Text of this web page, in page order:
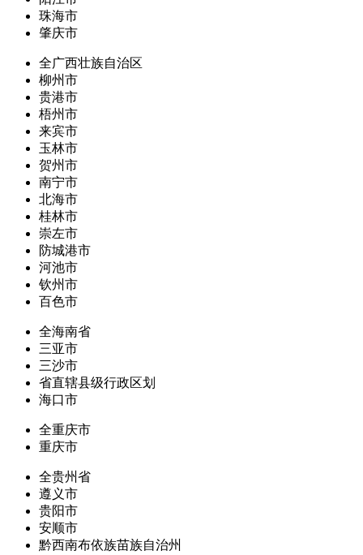
珠海市
肇庆市
全广西壮族自治区
柳州市
贵港市
梧州市
来宾市
玉林市
贺州市
南宁市
北海市
桂林市
崇左市
防城港市
河池市
钦州市
百色市
全海南省
三亚市
三沙市
省直辖县级行政区划
海口市
全重庆市
重庆市
全贵州省
遵义市
贵阳市
安顺市
黔西南布依族苗族自治州